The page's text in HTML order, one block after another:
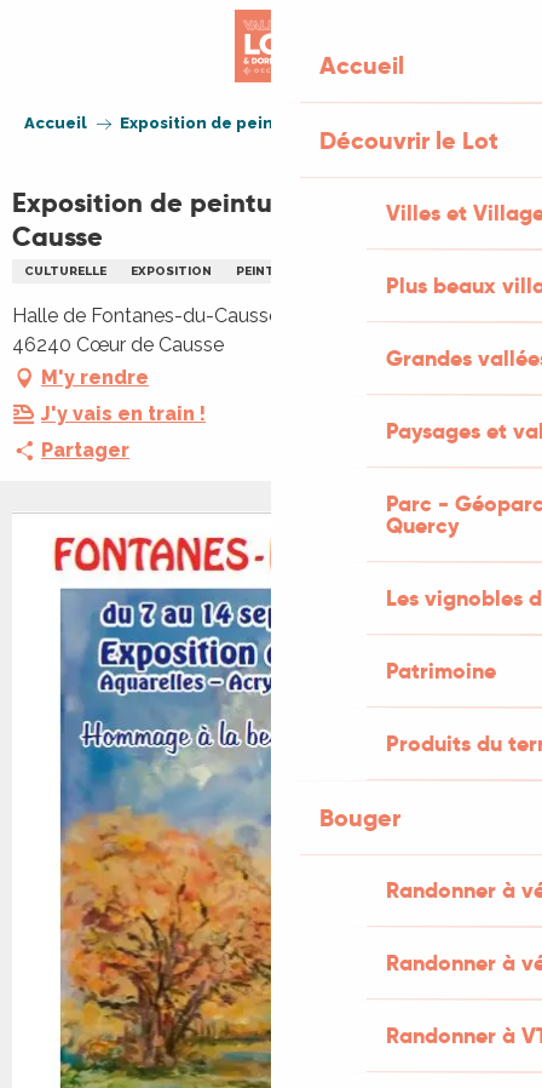
Accueil
Découvrir le Lot
Villes et
Plus beaux
Grandes
Paysages et
Parc -
Quercy
Les vignobles
Patrimoine
Produits du
Bouger
Randonner à
Randonner à
Randonner à
Accueil Exposition de peinture à Fontanes-du-Causse
Exposition de peinture à Fontanes-du-
Causse
CULTURELLE EXPOSITION PEINTURE
Halle de Fontanes-du-Causse, Fontanes-du-Causse,
46240 Cœur de Causse
M'y rendre
J'y vais en train !
Partager